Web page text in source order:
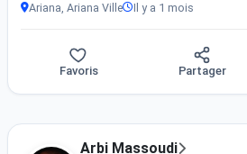
Ariana, Ariana Ville Il y a 1 mois
Favoris Partager
Arbi Massoudi